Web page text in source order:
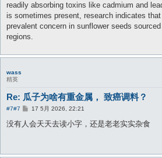
readily absorbing toxins like cadmium and
is sometimes present, research indicates
prevalent concern in sunflower seeds
regions.
wass
精英
Re: 瓜子为啥有重金属， 致癌调料？
#7#7
帖17 5月 2026, 22:21
没有人会天天去读小字，还是老老实实杂食